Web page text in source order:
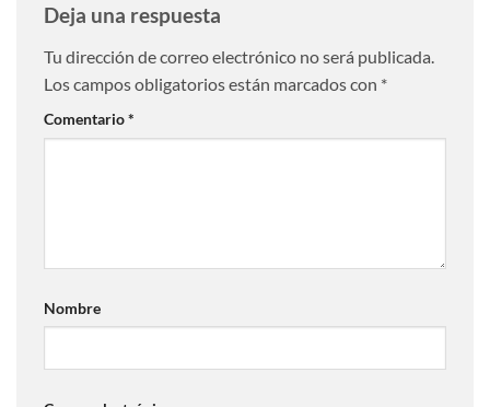
Deja una respuesta
Tu dirección de correo electrónico no será publicada.
Los campos obligatorios están marcados con *
Comentario*
Nombre